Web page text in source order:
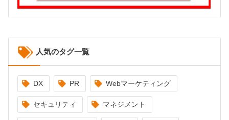
人気のタグ一覧
DX PR Webマーケティング
セキュリティ マネジメント